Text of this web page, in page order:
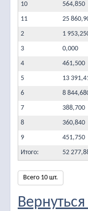
10 564,850
11
25
2
1
3
0,000
4
461,500
5
13
6
8
7
388,700
8
360,840
9
451,750
Итого:
52
Всего 10 шт.